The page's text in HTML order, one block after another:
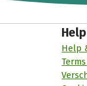
Help
Help